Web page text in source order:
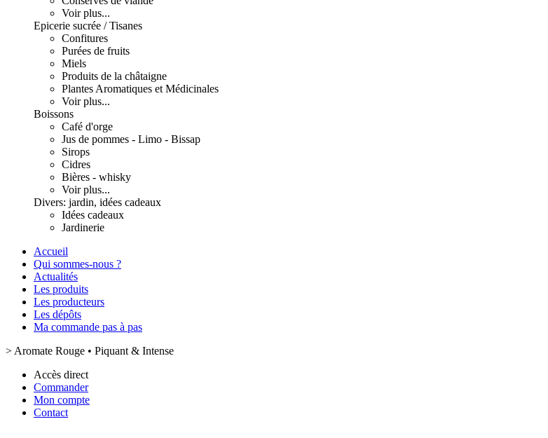
Voir plus...
Epicerie sucrée / Tisanes
Confitures
Purées de fruits
Miels
Produits de la châtaigne
Plantes Aromatiques et Médicinales
Voir plus...
Boissons
Café d'orge
Jus de pommes - Limo - Bissap
Sirops
Cidres
Bières - whisky
Voir plus...
Divers: jardin, idées cadeaux
Idées cadeaux
Jardinerie
Accueil
Qui sommes-nous ?
Actualités
Les produits
Les producteurs
Les dépôts
Ma commande pas à pas
> Aromate Rouge • Piquant & Intense
Accès direct
Commander
Mon compte
Contact